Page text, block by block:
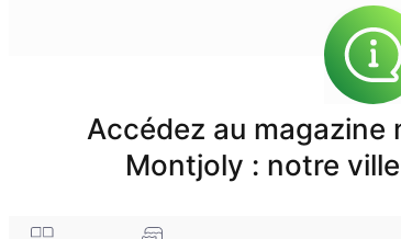
Accédez au magazine
Montjoly : notre